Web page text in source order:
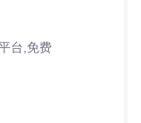
台,免费